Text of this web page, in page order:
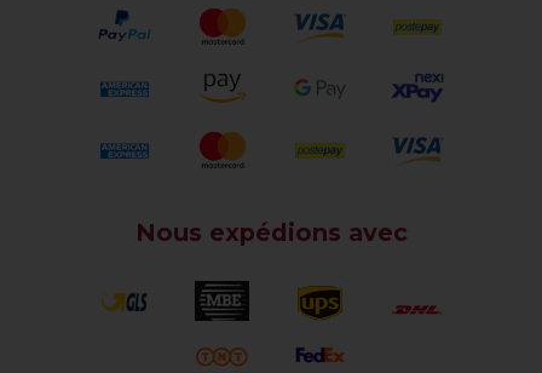
Nous expédions avec